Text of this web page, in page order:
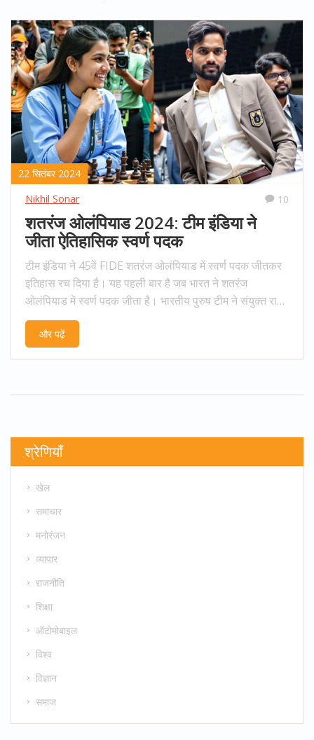
22 सितंबर 2024
Nikhil Sonar
10
शतरंज ओलंपियाड 2024: टीम इंडिया ने
जीता ऐतिहासिक स्वर्ण पदक
टीम इंडिया ने 45वें FIDE शतरंज ओलंपियाड में स्वर्ण पदक जीतकर
इतिहास रच दिया है। यह पहली बार है जब भारत ने शतरंज
ओलंपियाड में स्वर्ण पदक जीता है। भारतीय पुरुष टीम ने संयुक्त राज्य
अमेरिका को हराया, वहीं भारतीय महिला टीम ने चीन को पराजित
किया। यह विजय भारतीय शतरंज के लिए एक महत्वपूर्ण मील का
और पढ़ें
श्रेणियाँ
खेल
समाचार
मनोरंजन
व्यापार
राजनीति
शिक्षा
ऑटोमोबाइल
विश्व
विज्ञान
समाज